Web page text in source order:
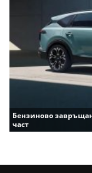
Бензиново
част